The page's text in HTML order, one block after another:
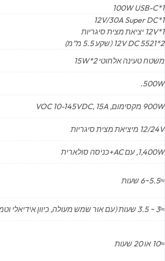
1*100W USB-C
1*12V/30A Super DC
1*12V יציאת מצית סיגריות
2*12V DC 5521 (שקע 5.5 מ”מ)
משטח טעינה אלחוטי 2*15W
500W.
900W מקסימום, VOC 10-145VDC, 15A
12/24V מיציאת מצית סיגריות
1,400W, עם AC+כניסה סולארית
≈5.5~6 שעות
≈3 ~ 3.5 שעות (עם אור שמש מעולה, כיוון אידיאלי וטמפרטורה נמוכה)
≈10 או 20 שעות